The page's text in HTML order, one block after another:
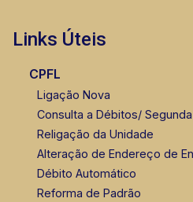
Links Úteis
CPFL
Ligação Nova
Consulta a Débitos/
Religação da Unidade
Alteração de Endereço de
Débito Automático
Reforma de Padrão